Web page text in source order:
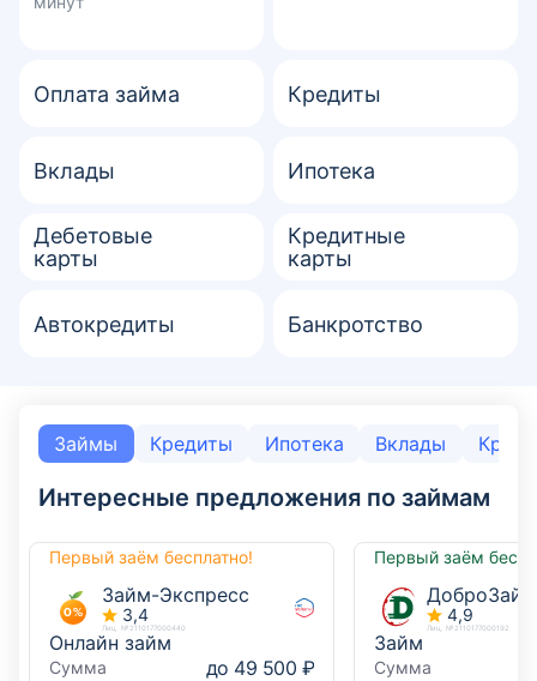
Оплата займа Кредиты
Вклады Ипотека
Дебетовые
карты
Кредитные
карты
Автокредиты Банкротство
Займы Кредиты Ипотека Вклады
Интересные предложения по займам
Первый заём бесплатно!
Займ-Экспресс
3,4
Лиц. №2110177000440
Онлайн займ
Сумма до 49 500 ₽
Первый заём
ДоброЗайм
4,9
Лиц. №2110177000192
Займ
Сумма